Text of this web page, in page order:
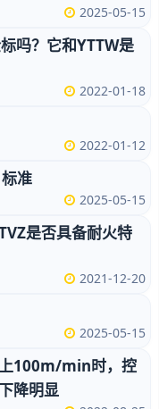
2025-05-15
吗？它和YTTW是
2022-01-18
2022-01-12
准
2025-05-15
是否具备耐火特
2021-12-20
2025-05-15
100m/min时，控
降明显